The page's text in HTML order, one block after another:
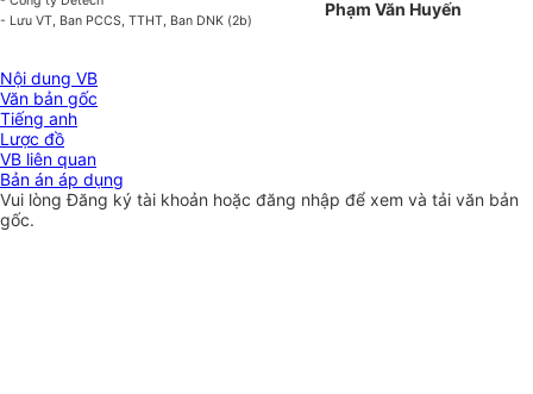
- Lưu VT, Ban PCCS, TTHT, Ban DNK (2b)
Phạm Văn Huyến
Nội dung VB
Văn bản gốc
Tiếng anh
Lược đồ
VB liên quan
Bản án áp dụng
Vui lòngĐăng ký tài khoản hoặc đăng nhập để xem và tải văn bản
gốc.